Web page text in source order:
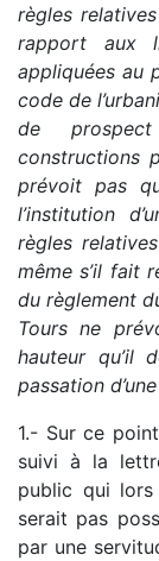
règles
rapport aux
appliquées au
code de
de
constructions
prévoit pas
l’institution
règles
même s’il fait
du règlement
Tours ne
hauteur qu’il
passation
1.- Sur ce
suivi à la
public qui lors
serait pas
par une